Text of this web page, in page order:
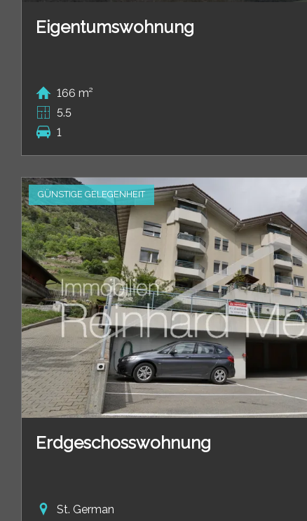
Eigentumswohnung
166 m²
5.5
1
GÜNSTIGE GELEGENHEIT
Erdgeschosswohnung
St. German